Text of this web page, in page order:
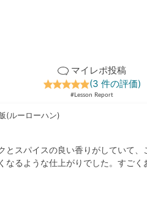
マイレポ投稿
(3 件の評価)
#Lesson Report
(ルーローハン)
とスパイスの良い香りがしていて、
なるような仕上がりでした。すごく